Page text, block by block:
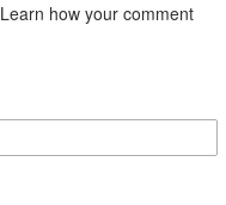
Learn how your comment